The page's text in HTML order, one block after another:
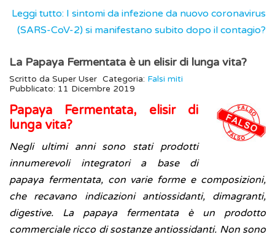
Leggi tutto: I sintomi da infezione da nuovo coronavirus
(SARS-CoV-2) si manifestano subito dopo il contagio?
La Papaya Fermentata è un elisir di lunga vita?
Scritto da Super User Categoria: Falsi miti
Pubblicato: 11 Dicembre 2019
Papaya Fermentata, elisir di
lunga vita?
Negli ultimi anni sono stati prodotti
innumerevoli integratori a base di
papaya fermentata, con varie forme e composizioni,
che recavano indicazioni antiossidanti, dimagranti,
digestive. La papaya fermentata è un prodotto
commerciale ricco di sostanze antiossidanti. Non sono